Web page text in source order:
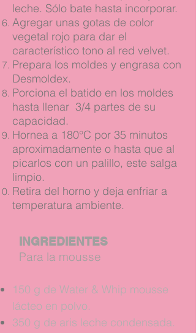
leche. Sólo bate hasta incorporar.
Agregar unas gotas de color
vegetal rojo para dar el
característico tono al red velvet.
Prepara los moldes y engrasa con
Desmoldex.
Porciona el batido en los moldes
hasta llenar 3/4 partes de su
capacidad.
Hornea a 180°C por 35 minutos
aproximadamente o hasta que al
picarlos con un palillo, este salga
limpio.
Retira del horno y deja enfriar a
temperatura ambiente.
INGREDIENTES
Para la mousse
150 g de Water & Whip mousse
lácteo en polvo.
350 g de aris leche condensada.